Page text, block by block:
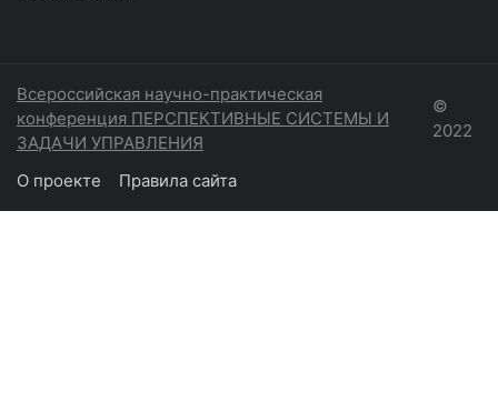
Всероссийская научно-практическая
конференция ПЕРСПЕКТИВНЫЕ СИСТЕМЫ И
ЗАДАЧИ УПРАВЛЕНИЯ
©
2022
О проекте Правила сайта